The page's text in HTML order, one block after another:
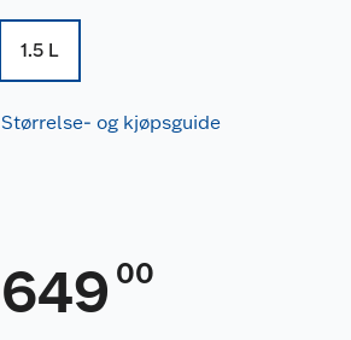
1.5 L
Størrelse- og kjøpsguide
649 00